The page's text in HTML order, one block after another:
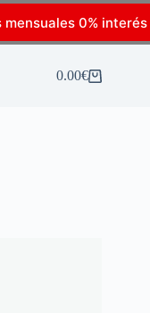
0% interés
0.00€